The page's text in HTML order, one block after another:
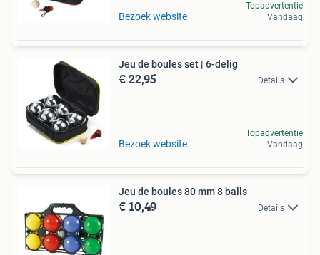
Bezoek website
Topadvertentie
Vandaag
Jeu de boules set | 6-delig
€ 22,95 Details
Bezoek website
Topadvertentie
Vandaag
Jeu de boules 80 mm 8 balls
€ 10,49 Details